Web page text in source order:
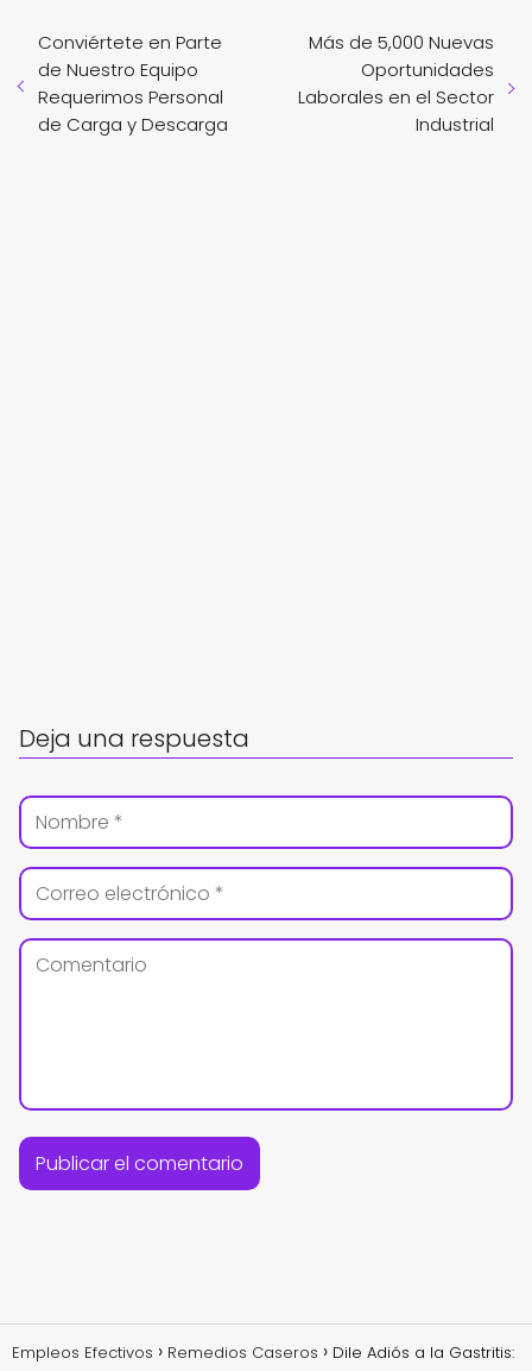
Conviértete en Parte
de Nuestro Equipo
Requerimos Personal
de Carga y Descarga
Más de 5,000 Nuevas
Oportunidades
Laborales en el Sector
Industrial
Deja una respuesta
Empleos Efectivos Remedios Caseros Dile Adiós a la Gastritis: